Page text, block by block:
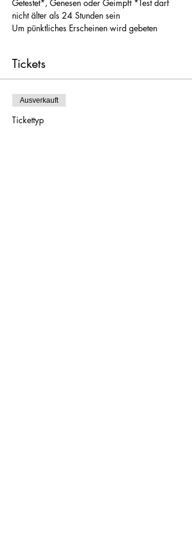
Getestet*, Genesen oder Geimpft *Test darf
nicht älter als 24 Stunden sein
Um pünktliches Erscheinen wird gebeten
Tickets
Ausverkauft
Tickettyp